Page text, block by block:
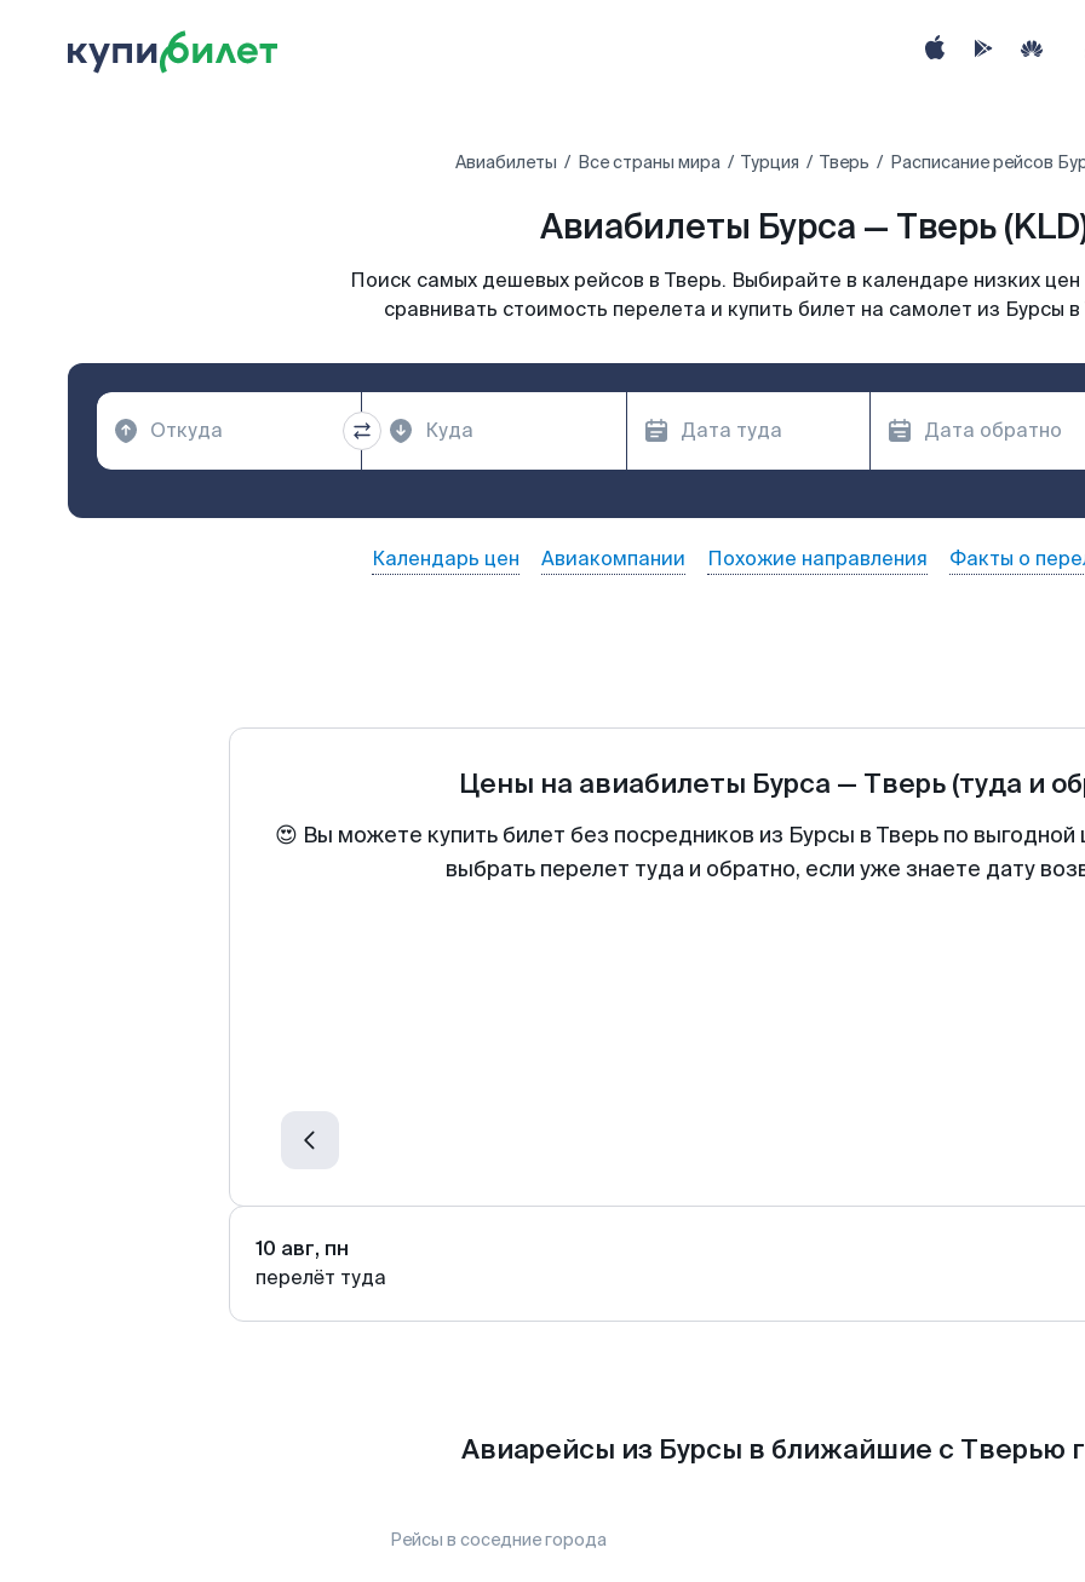
Авиабилеты Все страны мира Турция Тверь Расписание рейсов
Авиабилеты Бурса — Тверь
Поиск самых дешевых рейсов в Тверь. Выбирайте в календаре низких
сравнивать стоимость перелета и купить билет на самолет из Бурсы
Календарь цен Авиакомпании Похожие направления Факты о
Цены на авиабилеты Бурса — Тверь (туда и
😍 Вы можете купить билет без посредников из Бурсы в Тверь по
выбрать перелет туда и обратно, если уже знаете дату
10 авг, пн
перелёт туда
Авиарейсы из Бурсы в ближайшие с Тверью
Рейсы в соседние города